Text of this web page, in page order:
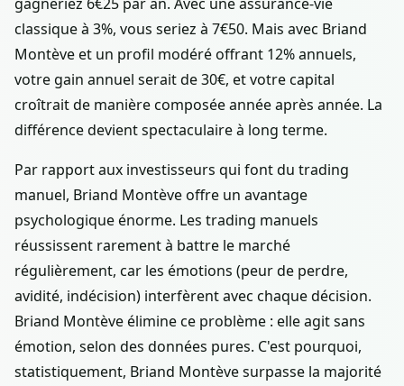
classique à 3%, vous seriez à 7€50. Mais avec Briand
Montève et un profil modéré offrant 12% annuels,
votre gain annuel serait de 30€, et votre capital
croîtrait de manière composée année après année. La
différence devient spectaculaire à long terme.
Par rapport aux investisseurs qui font du trading
manuel, Briand Montève offre un avantage
psychologique énorme. Les trading manuels
réussissent rarement à battre le marché
régulièrement, car les émotions (peur de perdre,
avidité, indécision) interfèrent avec chaque décision.
Briand Montève élimine ce problème : elle agit sans
émotion, selon des données pures. C'est pourquoi,
statistiquement, Briand Montève surpasse la majorité